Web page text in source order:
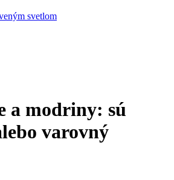
svetlom
a modriny: sú
varovný